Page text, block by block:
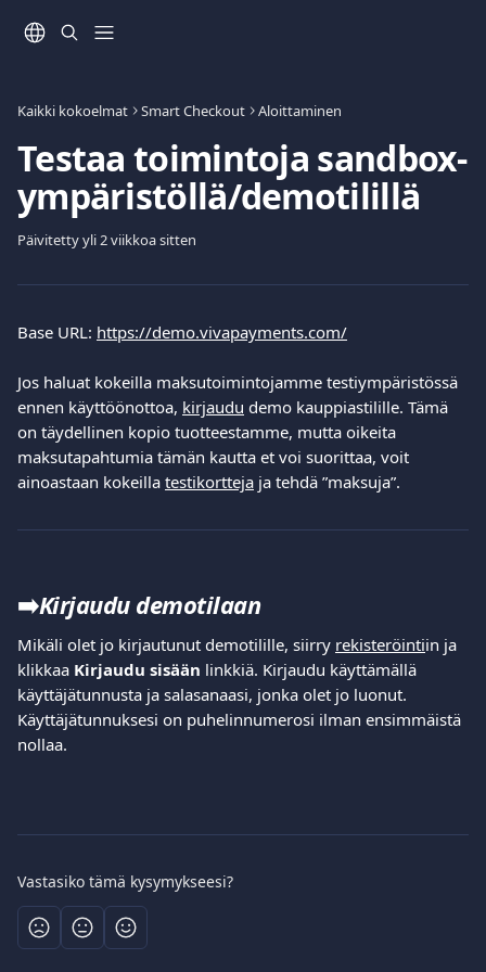
Kaikki kokoelmat Smart Checkout Aloittaminen
Testaa toimintoja sandbox-
ympäristöllä/demotilillä
Päivitetty yli 2 viikkoa sitten
Base URL: https://demo.vivapayments.com/
Jos haluat kokeilla maksutoimintojamme testiympäristössä
ennen käyttöönottoa, kirjaudu demo kauppiastilille. Tämä
on täydellinen kopio tuotteestamme, mutta oikeita
maksutapahtumia tämän kautta et voi suorittaa, voit
ainoastaan kokeilla testikortteja ja tehdä ”maksuja”.
➡️Kirjaudu demotilaan
Mikäli olet jo kirjautunut demotilille, siirry rekisteröintiin ja
klikkaa Kirjaudu sisään linkkiä. Kirjaudu käyttämällä
käyttäjätunnusta ja salasanaasi, jonka olet jo luonut.
Käyttäjätunnuksesi on puhelinnumerosi ilman ensimmäistä
nollaa.
Vastasiko tämä kysymykseesi?